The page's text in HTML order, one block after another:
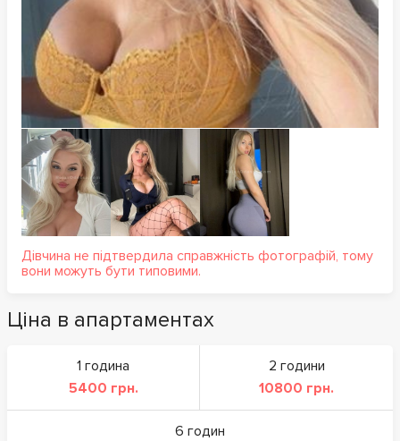
Дівчина не підтвердила справжність фотографій, тому
вони можуть бути типовими.
Ціна в апартаментах
1 година
5400 грн.
2 години
10800 грн.
6 годин